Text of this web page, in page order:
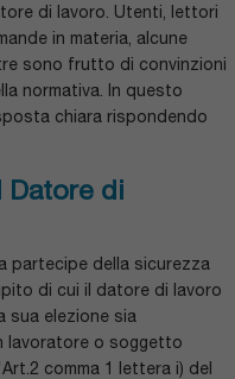
di lavoro. Utenti, lettori
in materia, alcune
sono frutto di convinzioni
normativa. In questo
chiara rispondendo
Datore di
partecipe della sicurezza
di cui il datore di lavoro
sua elezione sia
lavoratore o soggetto
comma 1 lettera i) del